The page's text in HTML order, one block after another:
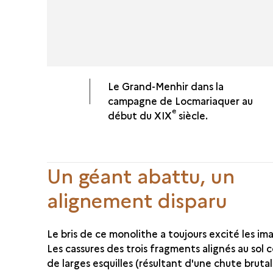
Le Grand-Menhir dans la
campagne de Locmariaquer au
début du XIXe siècle.
Un géant abattu, un
alignement disparu
Le bris de ce monolithe a toujours excité les
Les cassures des trois fragments alignés au sol
de larges esquilles (résultant d'une chute